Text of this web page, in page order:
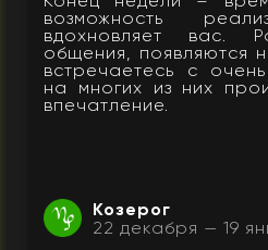
возможность
вдохновляет вас.
общения, появляются
встречаетесь с
на многих из них
впечатление.
Козерог
22 декабря — 19